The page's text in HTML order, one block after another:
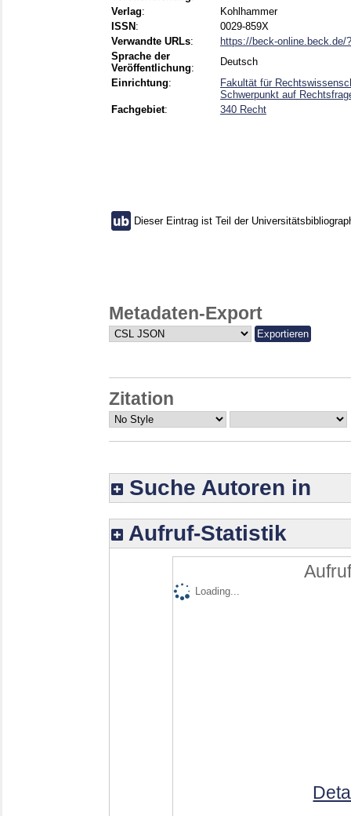
Verlag:
Kohlhammer
ISSN :
0029-859X
Verwandte URLs:
https://beck-online.beck.de/
Sprache der
Veröffentlichung:
Deutsch
Einrichtung:
Fakultät für
Schwerpunkt auf
Fachgebiet: 340 Recht
Dieser Eintrag ist Teil der
Metadaten-Export
Zitation
Suche Autoren in
Aufruf-Statistik
Loading...